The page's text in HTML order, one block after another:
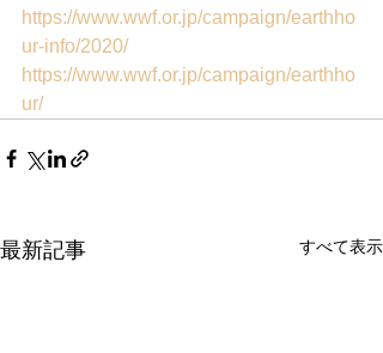
https://www.wwf.or.jp/campaign/earthho
ur-info/2020/
https://www.wwf.or.jp/campaign/earthho
ur/
最新記事 すべて表示